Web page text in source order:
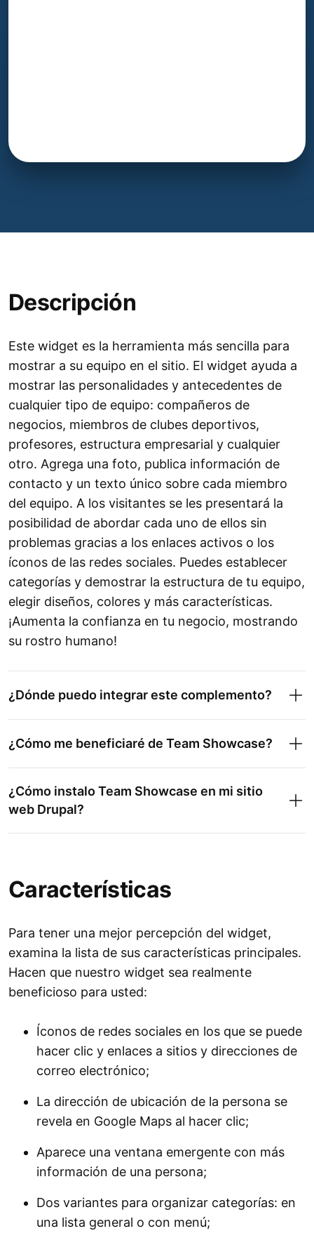
Descripción
Este widget es la herramienta más sencilla para
mostrar a su equipo en el sitio. El widget ayuda a
mostrar las personalidades y antecedentes de
cualquier tipo de equipo: compañeros de
negocios, miembros de clubes deportivos,
profesores, estructura empresarial y cualquier
otro. Agrega una foto, publica información de
contacto y un texto único sobre cada miembro
del equipo. A los visitantes se les presentará la
posibilidad de abordar cada uno de ellos sin
problemas gracias a los enlaces activos o los
íconos de las redes sociales. Puedes establecer
categorías y demostrar la estructura de tu equipo,
elegir diseños, colores y más características.
¡Aumenta la confianza en tu negocio, mostrando
su rostro humano!
¿Dónde puedo integrar este complemento?
¿Cómo me beneficiaré de Team Showcase?
¿Cómo instalo Team Showcase en mi sitio
web Drupal?
Características
Para tener una mejor percepción del widget,
examina la lista de sus características principales.
Hacen que nuestro widget sea realmente
beneficioso para usted:
Íconos de redes sociales en los que se puede
hacer clic y enlaces a sitios y direcciones de
correo electrónico;
La dirección de ubicación de la persona se
revela en Google Maps al hacer clic;
Aparece una ventana emergente con más
información de una persona;
Dos variantes para organizar categorías: en
una lista general o con menú;